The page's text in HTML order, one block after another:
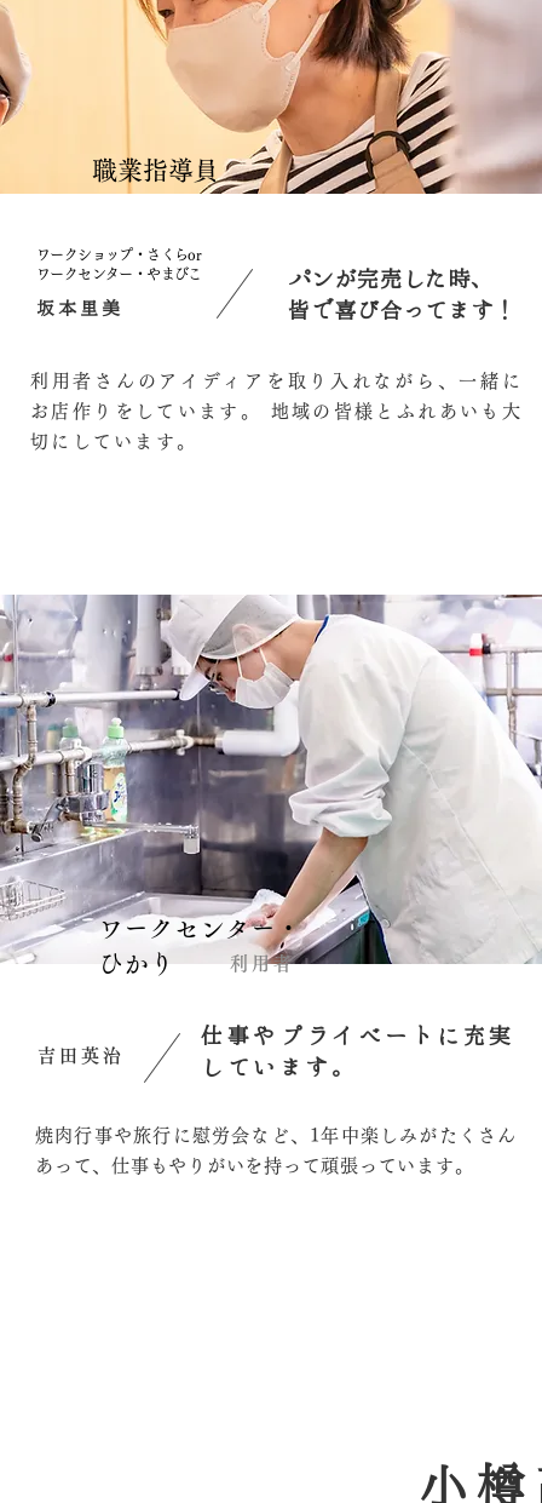
ワークショップ・さくらor
ワークセンター・やまびこ
坂本里美
パンが完売した時、
皆で喜び合ってます！
利用者さんのアイディアを取り入れながら、一緒に
お店作りをしています。 地域の皆様とふれあいも大
切にしています。
職業指導員
吉田英治
仕事やプライベートに充実
しています。
焼肉行事や旅行に慰労会など、1年中楽しみがたくさん
あって、仕事もやりがいを持って頑張っています。
ワークセンター・
ひかり
利用者
小